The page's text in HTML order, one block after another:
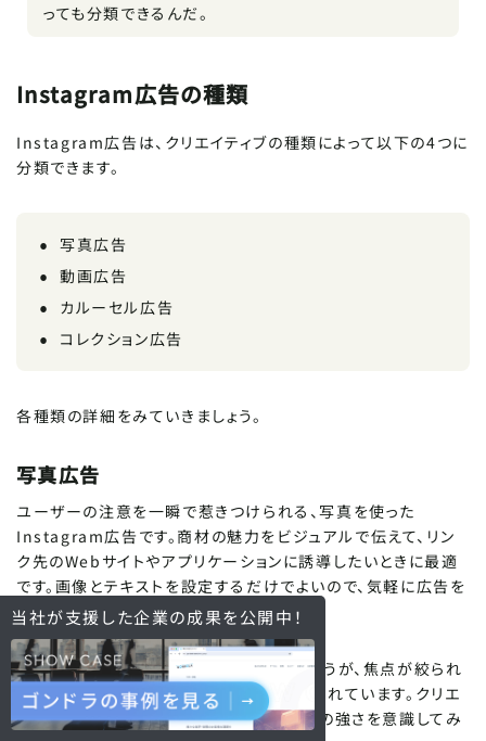
っても分類できるんだ。
Instagram広告の種類
Instagram広告は、クリエイティブの種類によって以下の4つに
分類できます。
写真広告
動画広告
カルーセル広告
コレクション広告
各種類の詳細をみていきましょう。
写真広告
ユーザーの注意を一瞬で惹きつけられる、写真を使った
Instagram広告です。商材の魅力をビジュアルで伝えて、リン
ク先のWebサイトやアプリケーションに誘導したいときに最適
です。画像とテキストを設定するだけでよいので、気軽に広告を
配信できる点が大きなメリットでしょう。
なお、写真広告は、テキストを少なくしたほうが、焦点が絞られ
るうえにインパクトが強まって効果的だとされています。クリエ
イティブを制作するときは、ぜひインパクトの強さを意識してみ
当社が支援した企業の成果を公開中！